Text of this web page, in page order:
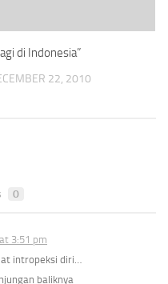
di Indonesia”
22, 2010
0
3:51 pm
intropeksi diri…
baliknya